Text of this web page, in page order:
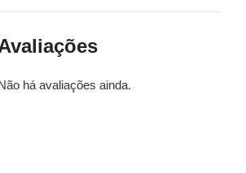
há avaliações ainda.